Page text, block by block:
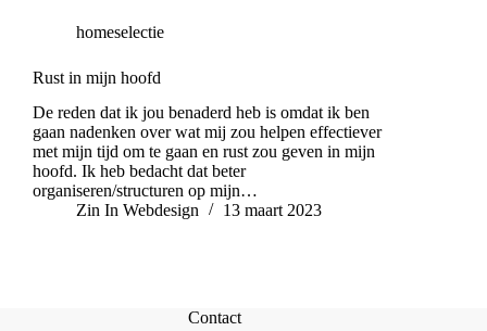
homeselectie
Rust in mijn hoofd
De reden dat ik jou benaderd heb is omdat ik ben
gaan nadenken over wat mij zou helpen effectiever
met mijn tijd om te gaan en rust zou geven in mijn
hoofd. Ik heb bedacht dat beter
organiseren/structuren op mijn…
Zin In Webdesign
13 maart 2023
Contact